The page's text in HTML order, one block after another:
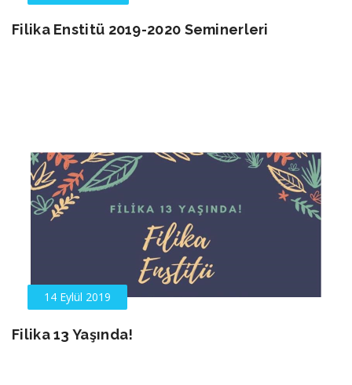
Filika Enstitü 2019-2020 Seminerleri
14 Eylül 2019
Filika 13 Yaşında!